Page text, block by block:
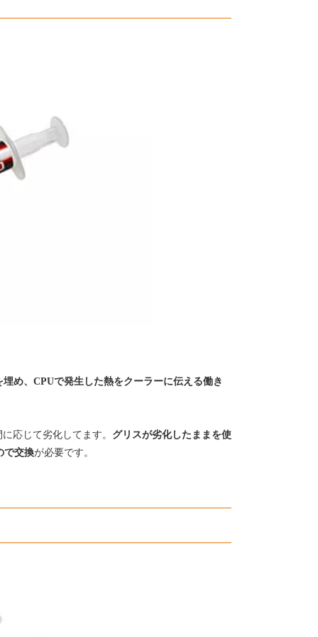
め、CPUで発生した熱をクーラーに伝える働き
応じて劣化してます。 グリスが劣化したままを使
で交換が必要です。